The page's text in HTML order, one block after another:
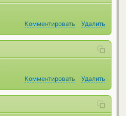
Комментировать
Удалить
Комментировать
Удалить